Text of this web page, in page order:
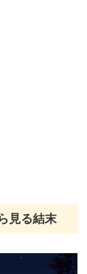
見る結末